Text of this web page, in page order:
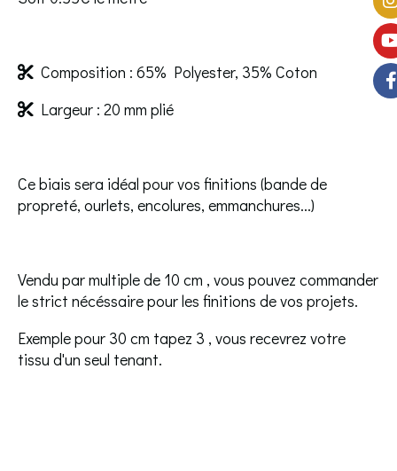
 Composition : 65% Polyester, 35% Coton
 Largeur : 20 mm plié
Ce biais sera idéal pour vos finitions (bande de
propreté, ourlets, encolures, emmanchures...)
Vendu par multiple de 10 cm , vous pouvez commander
le strict nécéssaire pour les finitions de vos projets.
Exemple pour 30 cm tapez 3 , vous recevrez votre
tissu d'un seul tenant.